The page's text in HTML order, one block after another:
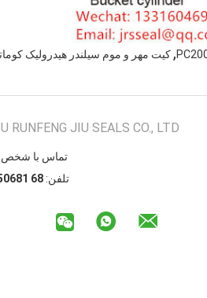
, کیت مهر و موم سیلندر هیدرولیک
RUNFENG JIU SEALS CO., LTD.
تماس با شخص:
تلفن: